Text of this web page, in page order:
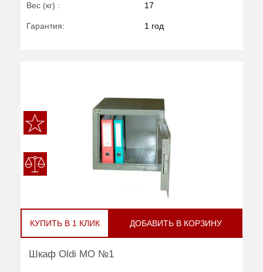
Вес (кг) : 17
Гарантия: 1 год
КУПИТЬ В 1 КЛИК ДОБАВИТЬ В КОРЗИНУ
Шкаф Oldi МО №1